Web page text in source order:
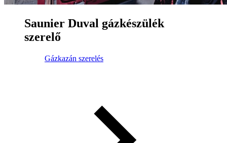
Saunier Duval gázkészülék
szerelő
Gázkazán szerelés